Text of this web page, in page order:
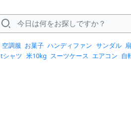
空調服 お菓子 ハンディファン サンダル
tシャツ 米10kg スーツケース エアコン 自